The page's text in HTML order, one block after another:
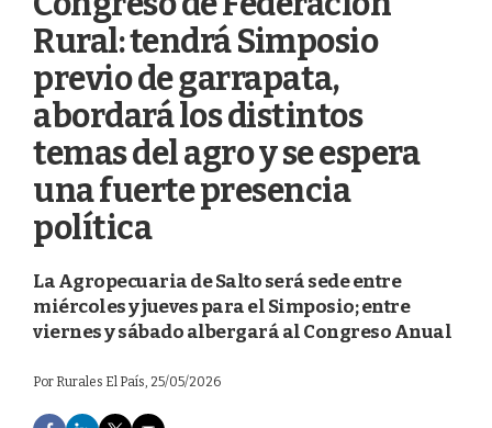
Rural: tendrá Simposio
previo de garrapata,
abordará los distintos
temas del agro y se espera
una fuerte presencia
política
La Agropecuaria de Salto será sede entre
miércoles y jueves para el Simposio; entre
viernes y sábado albergará al Congreso Anual
Por Rurales El País, 25/05/2026
F
L
T
E